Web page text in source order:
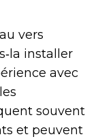
vers
installer
avec
souvent
et peuvent